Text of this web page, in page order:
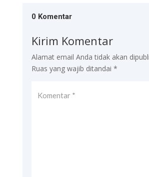
0 Komentar
Kirim Komentar
Alamat email Anda tidak akan
Ruas yang wajib ditandai *